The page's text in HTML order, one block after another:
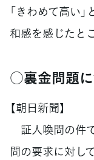
「きわめて高い
和感を感じたと
○裏金問題に
【朝日新聞】
証人喚問の件
問の要求に対し